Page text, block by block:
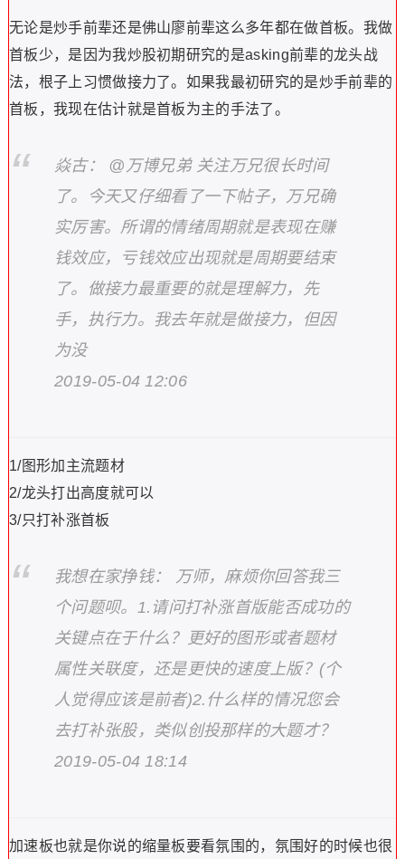
无论是炒手前辈还是佛山廖前辈这么多年都在做首板。我做
首板少，是因为我炒股初期研究的是asking前辈的龙头战
法，根子上习惯做接力了。如果我最初研究的是炒手前辈的
首板，我现在估计就是首板为主的手法了。
焱古： @万博兄弟 关注万兄很长时间
了。今天又仔细看了一下帖子，万兄确
实厉害。所谓的情绪周期就是表现在赚
钱效应，亏钱效应出现就是周期要结束
了。做接力最重要的就是理解力，先
手，执行力。我去年就是做接力，但因
为没
2019-05-04 12:06
1/图形加主流题材
2/龙头打出高度就可以
3/只打补涨首板
我想在家挣钱： 万师，麻烦你回答我三
个问题呗。1.请问打补涨首版能否成功的
关键点在于什么？更好的图形或者题材
属性关联度，还是更快的速度上版？(个
人觉得应该是前者)2.什么样的情况您会
去打补张股，类似创投那样的大题才？
2019-05-04 18:14
加速板也就是你说的缩量板要看氛围的，氛围好的时候也很